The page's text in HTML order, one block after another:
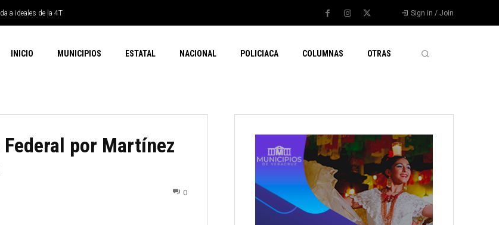
a ideales de la 4T Sign in / Join
INICIO MUNICIPIOS ESTATAL NACIONAL POLICIACA COLUMNAS OTRAS
por Martínez
0